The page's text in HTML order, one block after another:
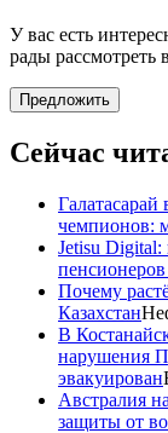
У вас есть
рады рассмотреть
Предложить
Сейчас
чемпионов:
Jetisu
Почему
Казахстан
В
нарушения
эвакуирован
Австралия
защиты от